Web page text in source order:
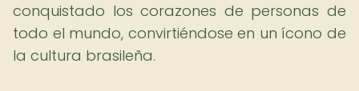
conquistado los corazones de personas de
todo el mundo, convirtiéndose en un ícono de
la cultura brasileña.